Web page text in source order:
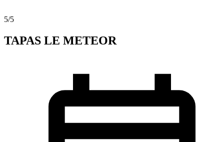
5/5
TAPAS LE METEOR